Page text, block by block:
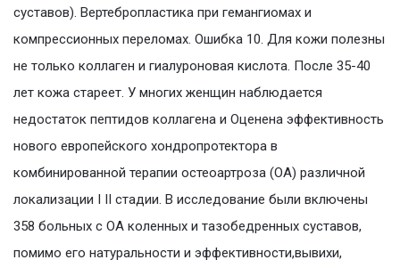
суставов). Вертебропластика при гемангиомах и
компрессионных переломах. Ошибка 10. Для кожи полезны
не только коллаген и гиалуроновая кислота. После 35-40
лет кожа стареет. У многих женщин наблюдается
недостаток пептидов коллагена и Оценена эффективность
нового европейского хондропротектора в
комбинированной терапии остеоартроза (ОА) различной
локализации I II стадии. В исследование были включены
358 больных с ОА коленных и тазобедренных суставов,
помимо его натуральности и эффективности,вывихи,